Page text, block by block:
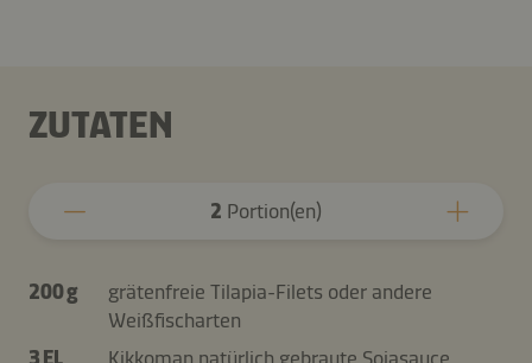
ZUTATEN
2 Portion(en)
200 g
grätenfreie Tilapia-Filets oder andere
Weißfischarten
3 EL
Kikkoman natürlich gebraute Sojasauce